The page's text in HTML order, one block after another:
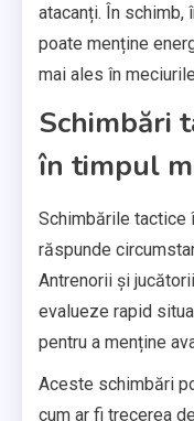
atacanți. În schimb,
poate menține
mai ales în
Schimbări
în timpul
Schimbările tactice
răspunde
Antrenorii și
evalueze rapid
pentru a menține
Aceste schimbări
cum ar fi trecerea